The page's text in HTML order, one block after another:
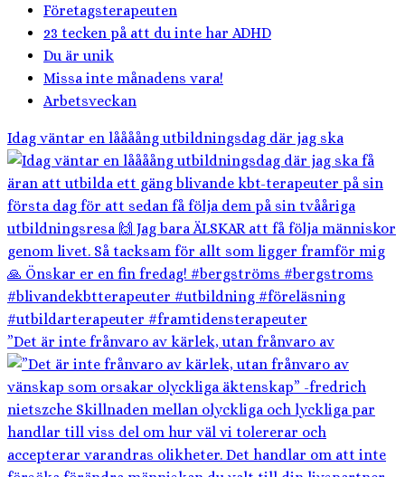
Företagsterapeuten
23 tecken på att du inte har ADHD
Du är unik
Missa inte månadens vara!
Arbetsveckan
Idag väntar en låååång utbildningsdag där jag ska
”Det är inte frånvaro av kärlek, utan frånvaro av